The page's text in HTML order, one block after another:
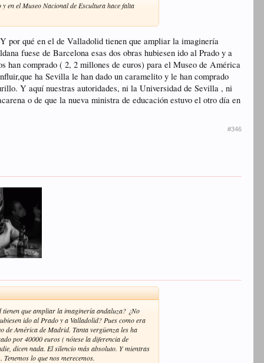
en el Museo Nacional de Escultura hace falta
por qué en el de Valladolid tienen que ampliar la imaginería
fuese de Barcelona esas dos obras hubiesen ido al Prado y a
han comprado ( 2, 2 millones de euros) para el Museo de América
ha Sevilla le han dado un caramelito y le han comprado
Y aquí nuestras autoridades, ni la Universidad de Sevilla , ni
o de que la nueva ministra de educación estuvo el otro día en
#346
tienen que ampliar la imaginería andaluza? ¿No
ido al Prado y a Valladolid? Pues como era
de América de Madrid. Tanta vergüenza les ha
por 40000 euros ( nótese la diferencia de
dicen nada. El silencio más absoluto. Y mientras
lo que nos merecemos.